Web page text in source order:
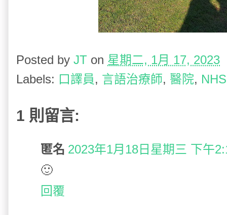
Posted by JT on 星期二, 1月 17, 2023
Labels: 口譯員, 言語治療師, 醫院, NHS
1 則留言:
匿名 2023年1月18日星期三 下午
🙂
回覆